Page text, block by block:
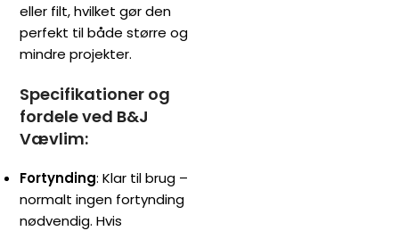
eller filt, hvilket gør den
perfekt til både større og
mindre projekter.
Specifikationer og
fordele ved B&J
Vævlim:
Fortynding: Klar til brug –
normalt ingen fortynding
nødvendig. Hvis